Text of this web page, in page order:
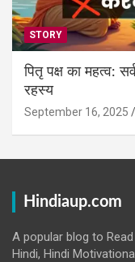
STORY
पितृ पक्ष का महत्व:
रहस्य
September 16, 2025
Hindiaup.com
A popular blog to
Hindi, Hindi